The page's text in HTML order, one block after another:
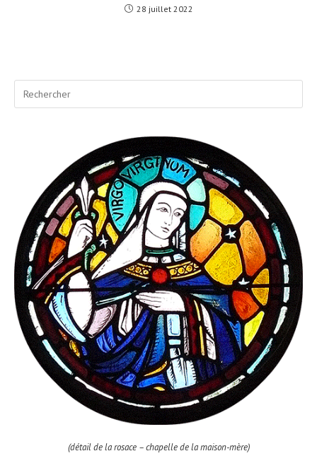
28 juillet 2022
(détail de la rosace – chapelle de la maison-mère)